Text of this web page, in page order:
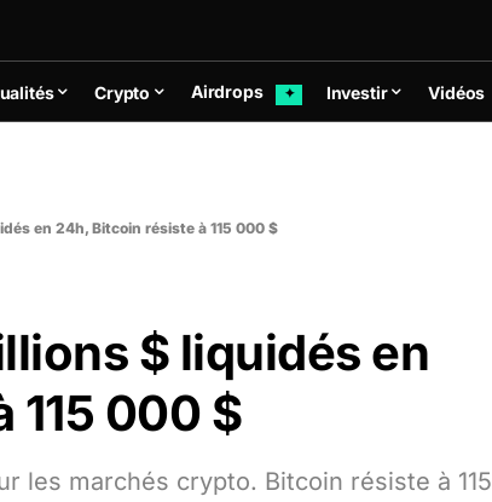
Crypto Airdrops ✦ Investir Vidéos
en 24h, Bitcoin résiste à 115 000 $
$ liquidés en
115 000 $
les marchés crypto. Bitcoin résiste à 115